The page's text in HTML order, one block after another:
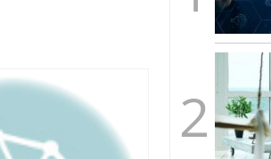
cómo anticiparte